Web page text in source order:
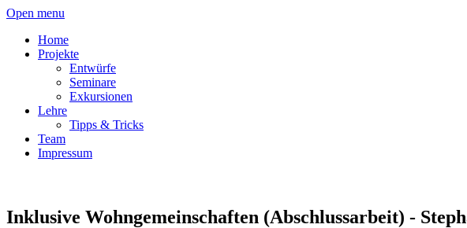
Open menu
Home
Projekte
Entwürfe
Seminare
Exkursionen
Lehre
Tipps & Tricks
Team
Impressum
Inklusive Wohngemeinschaften (Abschlussarbeit) -